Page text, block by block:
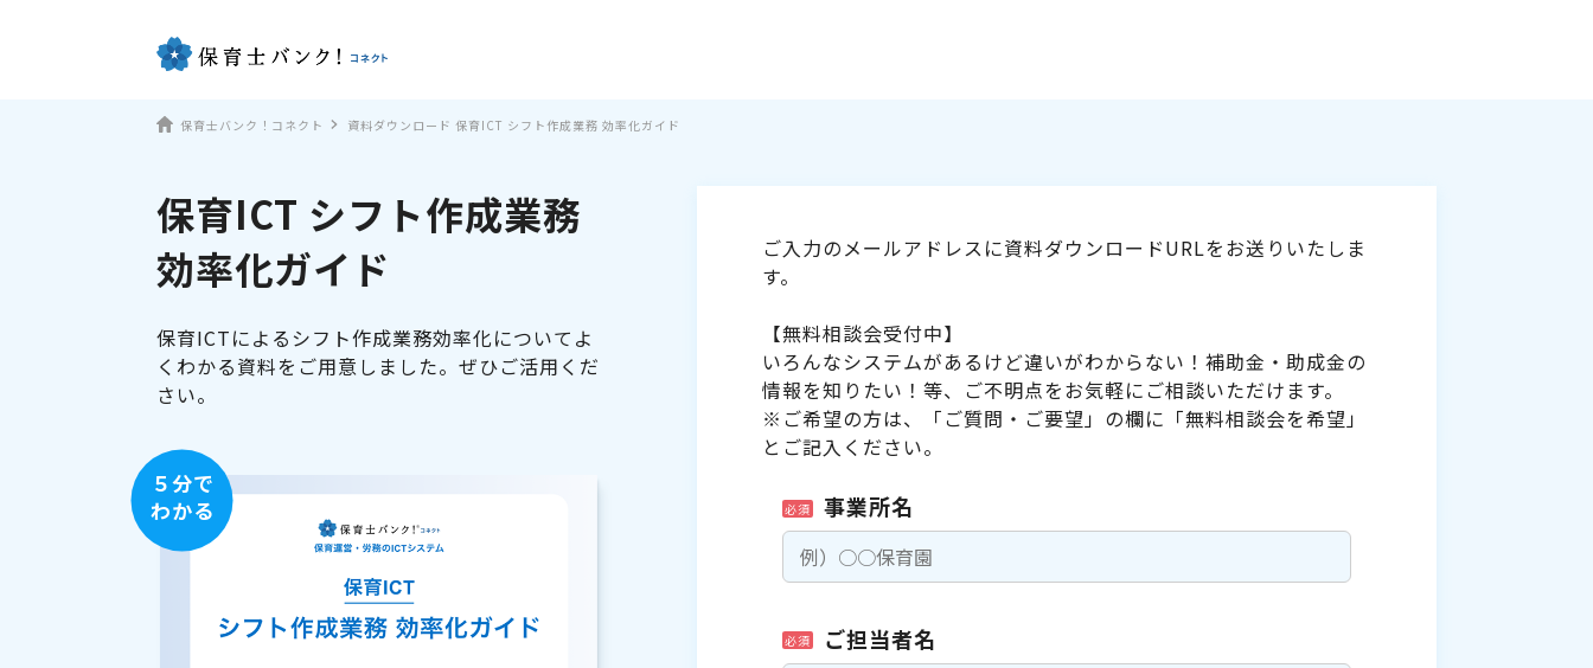
保育士バンク！コネクト 資料ダウンロード 保育ICT シフト作成業務 効率化ガイド
保育ICT シフト作成業務
効率化ガイド
保育ICTによるシフト作成業務効率化についてよ
くわかる資料をご用意しました。ぜひご活用くだ
さい。
５分で
わかる
ご入力のメールアドレスに資料ダウンロードURLをお送りいたしま
す。
【無料相談会受付中】
いろんなシステムがあるけど違いがわからない！補助金・助成金の
情報を知りたい！等、ご不明点をお気軽にご相談いただけます。
※ご希望の方は、「ご質問・ご要望」の欄に「無料相談会を希望」
とご記入ください。
必須 事業所名
必須 ご担当者名